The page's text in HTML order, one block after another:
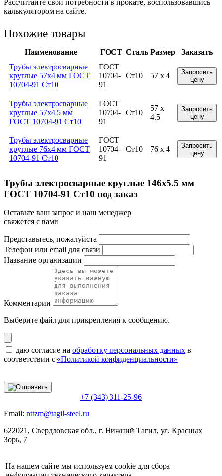
Рассчитайте свои потребности в прокате, воспользовавшись
калькулятором на сайте.
Похожие товары
Наименование ГОСТ Сталь Размер
Заказать
Трубы электросварные
круглые 57x4 мм ГОСТ
10704-91 Ст10
ГОСТ
10704-
91
Ст10 57 x 4
Запросить
цену
Трубы электросварные
круглые 57x4.5 мм
ГОСТ 10704-91 Ст10
ГОСТ
10704-
91
Ст10
57 x
4.5
Запросить
цену
Трубы электросварные
круглые 76x4 мм ГОСТ
10704-91 Ст10
ГОСТ
10704-
91
Ст10 76 x 4
Запросить
цену
Трубы электросварные круглые 146x5.5 мм
ГОСТ 10704-91 Ст10 под заказ
Оставьте ваш запрос и наш менеджер
свяжется с вами
Представьтесь, пожалуйста
Телефон или email для связи
Название организации
Комментарии
Выберите файл для прикрепления к сообщению.
даю согласие на обработку персональных данных в
соответствии с «Политикой конфиденциальности»
+7 (343) 311-25-96
Email: nttzm@tagil-steel.ru
622021, Свердловская обл., г. Нижний Тагил, ул. Красных
Зорь, 7
На нашем сайте мы используем cookie для сбора